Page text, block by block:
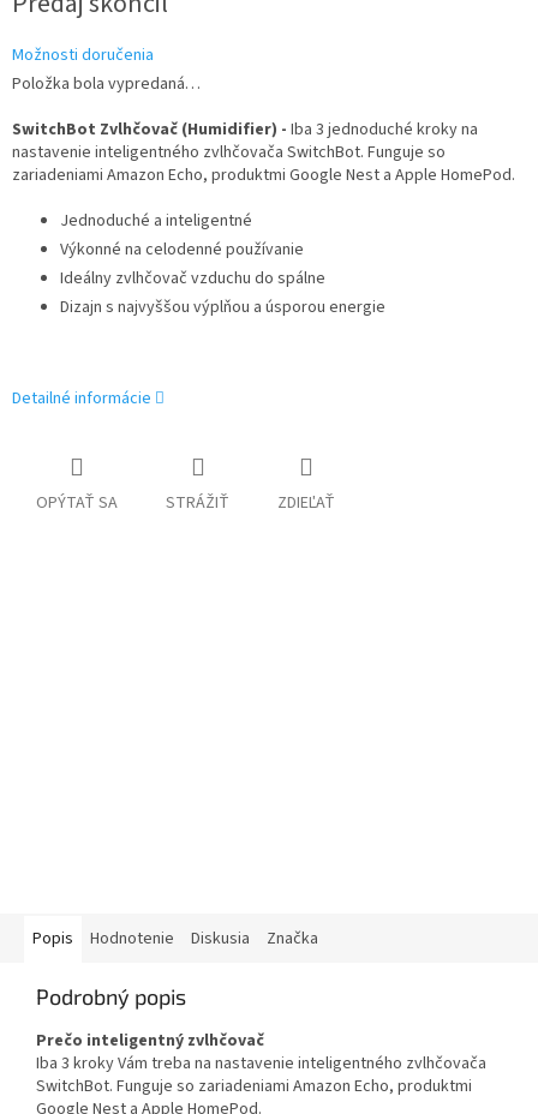
cena:
Možnosti doručenia
Položka bola vypredaná…
SwitchBot Zvlhčovač (Humidifier) - Iba 3 jednoduché kroky na
nastavenie inteligentného zvlhčovača SwitchBot. Funguje so
zariadeniami Amazon Echo, produktmi Google Nest a Apple HomePod.
Jednoduché a inteligentné
Výkonné na celodenné používanie
Ideálny zvlhčovač vzduchu do spálne
Dizajn s najvyššou výplňou a úsporou energie
Detailné informácie
OPÝTAŤ SA STRÁŽIŤ ZDIEĽAŤ
Popis Hodnotenie Diskusia Značka
Podrobný popis
Prečo inteligentný zvlhčovač
Iba 3 kroky Vám treba na nastavenie inteligentného zvlhčovača
SwitchBot. Funguje so zariadeniami Amazon Echo, produktmi